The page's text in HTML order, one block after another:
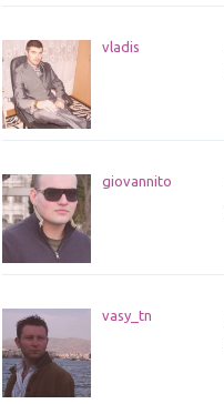
vladis
giovannito
vasy_tn